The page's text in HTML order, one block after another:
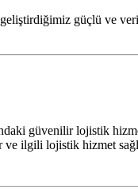
geliştirdiğimiz güçlü ve
güvenilir lojistik
ilgili lojistik hizmet